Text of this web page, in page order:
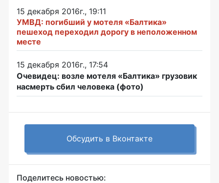
15 декабря 2016г., 19:11
УМВД: погибший у мотеля «Балтика»
пешеход переходил дорогу в неположенном
месте
15 декабря 2016г., 17:54
Очевидец: возле мотеля «Балтика» грузовик
насмерть сбил человека (фото)
Обсудить в Вконтакте
Поделитесь новостью: